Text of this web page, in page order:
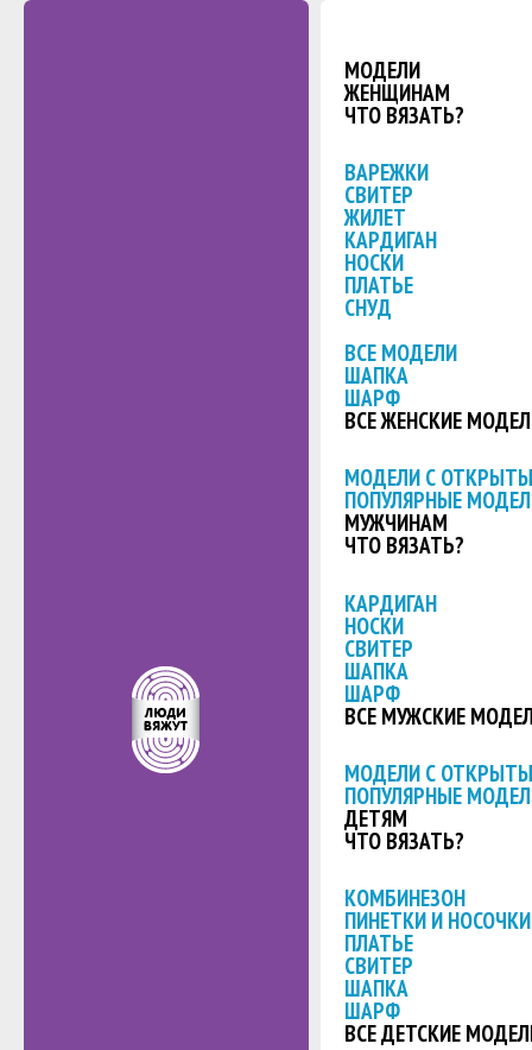
МОДЕЛИ
ЖЕНЩИНАМ
ЧТО ВЯЗАТЬ?
ВАРЕЖКИ
СВИТЕР
ЖИЛЕТ
КАРДИГАН
НОСКИ
ПЛАТЬЕ
СНУД
ВСЕ МОДЕЛИ
ШАПКА
ШАРФ
ВСЕ ЖЕНСКИЕ
МОДЕЛИ С
ПОПУЛЯРНЫЕ
МУЖЧИНАМ
ЧТО ВЯЗАТЬ?
КАРДИГАН
НОСКИ
СВИТЕР
ШАПКА
ШАРФ
ВСЕ МУЖСКИЕ
МОДЕЛИ С
ПОПУЛЯРНЫЕ
ДЕТЯМ
ЧТО ВЯЗАТЬ?
КОМБИНЕЗОН
ПИНЕТКИ И НОСОЧКИ
ПЛАТЬЕ
СВИТЕР
ШАПКА
ШАРФ
ВСЕ ДЕТСКИЕ